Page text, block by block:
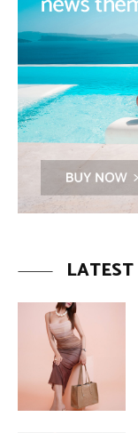
LATEST